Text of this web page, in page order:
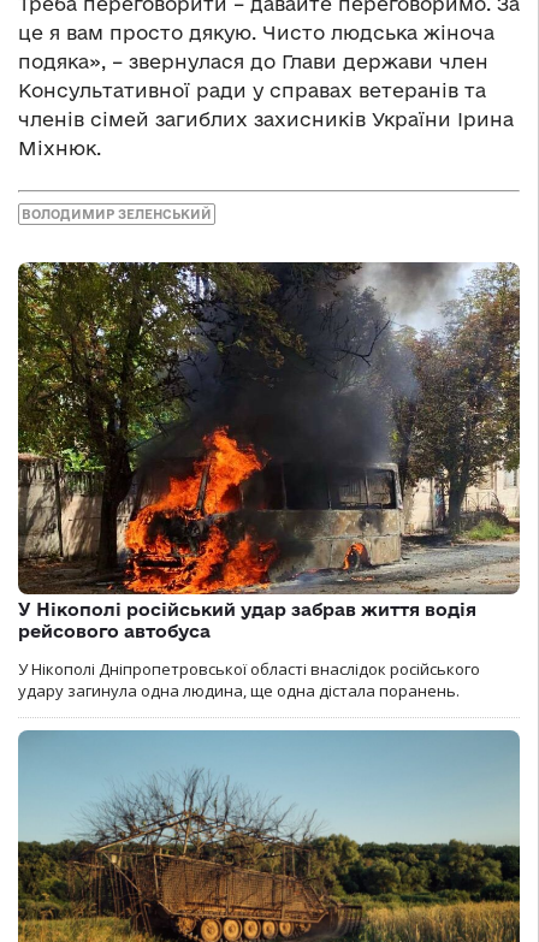
це я вам просто дякую. Чисто людська жіноча
подяка», – звернулася до Глави держави член
Консультативної ради у справах ветеранів та
членів сімей загиблих захисників України Ірина
Міхнюк.
ВОЛОДИМИР ЗЕЛЕНСЬКИЙ
У Нікополі російський удар забрав життя водія
рейсового автобуса
У Нікополі Дніпропетровської області внаслідок російського
удару загинула одна людина, ще одна дістала поранень.